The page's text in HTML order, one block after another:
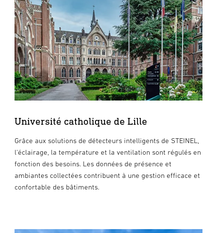
Université catholique de Lille
Grâce aux solutions de détecteurs intelligents de STEINEL,
l'éclairage, la température et la ventilation sont régulés en
fonction des besoins. Les données de présence et
ambiantes collectées contribuent à une gestion efficace et
confortable des bâtiments.